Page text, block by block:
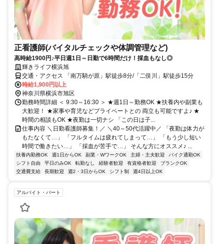
正看護師(バイタルチェックや体調管理など)
高時給1900円♪平日週1日～日勤で6時間だけ！採血もなし◎
輝きライフ横浜旭
交通・アクセス 「南万騎が原」駅徒歩8分/「二俣川」駅徒歩15分
時給1,900円以上
神奈川県横浜市旭区
勤務時間詳細 ＜ 9:30～16:30 ＞ ★週1日～勤務OK ★扶養内や副業も
大歓迎！ ★家事や育児などプライベートとの 両立も可能ですよ♪ ★
時間の相談もOK ★夜勤は一切ナシ 「この日は子...
仕事内容 ＼日勤看護師募集！／ ＼40～50代活躍中／ 「夜勤は体力が
もたなくて…」 「フルタイムは疲れてしまって…」 「もう少し短い
時間で働きたい…」 「採血が苦手で…」 そんな方にオススメ♪ ...
扶養内勤務OK 週1日からOK 副業・WワークOK 主婦・主夫歓迎
バイク通勤OK
シフト自由
平日のみOK 転勤なし 経験者歓迎 有資格者歓迎
ブランクOK
交通費支給
長期歓迎 週2・3日からOK シフト制 週4日以上OK
アルバイト・パート